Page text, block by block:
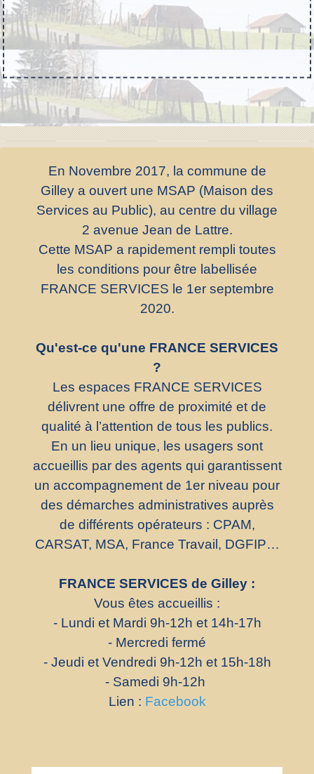
En Novembre 2017, la commune de
Gilley a ouvert une MSAP (Maison des
Services au Public), au centre du village
2 avenue Jean de Lattre.
Cette MSAP a rapidement rempli toutes
les conditions pour être labellisée
FRANCE SERVICES le 1er septembre
2020.
Qu'est-ce qu'une FRANCE SERVICES
?
Les espaces FRANCE SERVICES
délivrent une offre de proximité et de
qualité à l’attention de tous les publics.
En un lieu unique, les usagers sont
accueillis par des agents qui garantissent
un accompagnement de 1er niveau pour
des démarches administratives auprès
de différents opérateurs : CPAM,
CARSAT, MSA, France Travail, DGFIP…
FRANCE SERVICES de Gilley :
Vous êtes accueillis :
- Lundi et Mardi 9h-12h et 14h-17h
- Mercredi fermé
- Jeudi et Vendredi 9h-12h et 15h-18h
- Samedi 9h-12h
Lien : Facebook